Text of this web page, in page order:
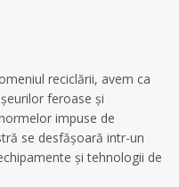
reciclării, avem ca
feroase și
impuse de
se desfășoară intr-un
și tehnologii de